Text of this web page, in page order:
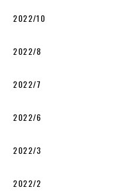
2022/10
2022/8
2022/7
2022/6
2022/3
2022/2